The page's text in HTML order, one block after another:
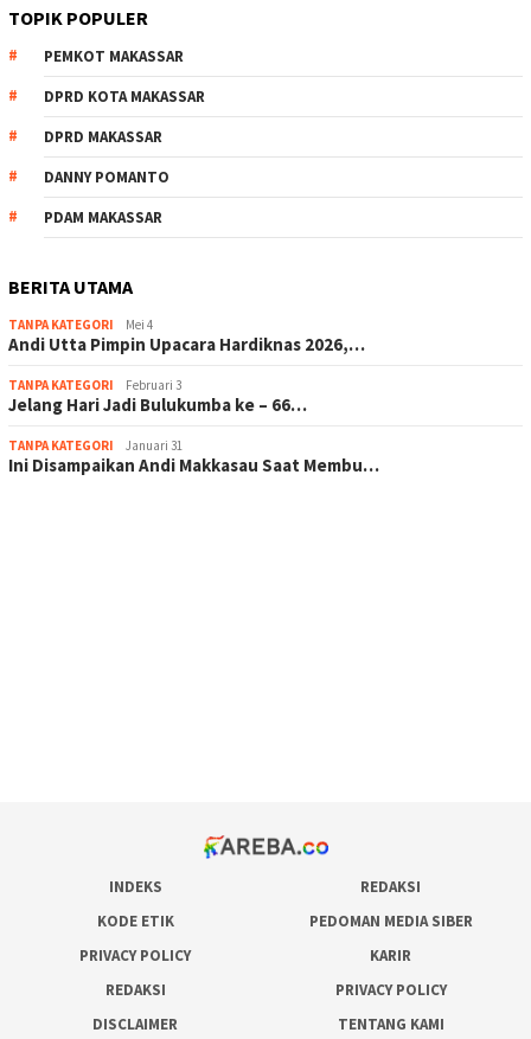
TOPIK POPULER
PEMKOT MAKASSAR
DPRD KOTA MAKASSAR
DPRD MAKASSAR
DANNY POMANTO
PDAM MAKASSAR
BERITA UTAMA
TANPA KATEGORI Mei 4
Andi Utta Pimpin Upacara Hardiknas 2026,…
TANPA KATEGORI Februari 3
Jelang Hari Jadi Bulukumba ke – 66…
TANPA KATEGORI Januari 31
Ini Disampaikan Andi Makkasau Saat Membu…
INDEKS
REDAKSI
KODE ETIK
PEDOMAN MEDIA SIBER
PRIVACY POLICY
KARIR
REDAKSI
PRIVACY POLICY
DISCLAIMER
TENTANG KAMI